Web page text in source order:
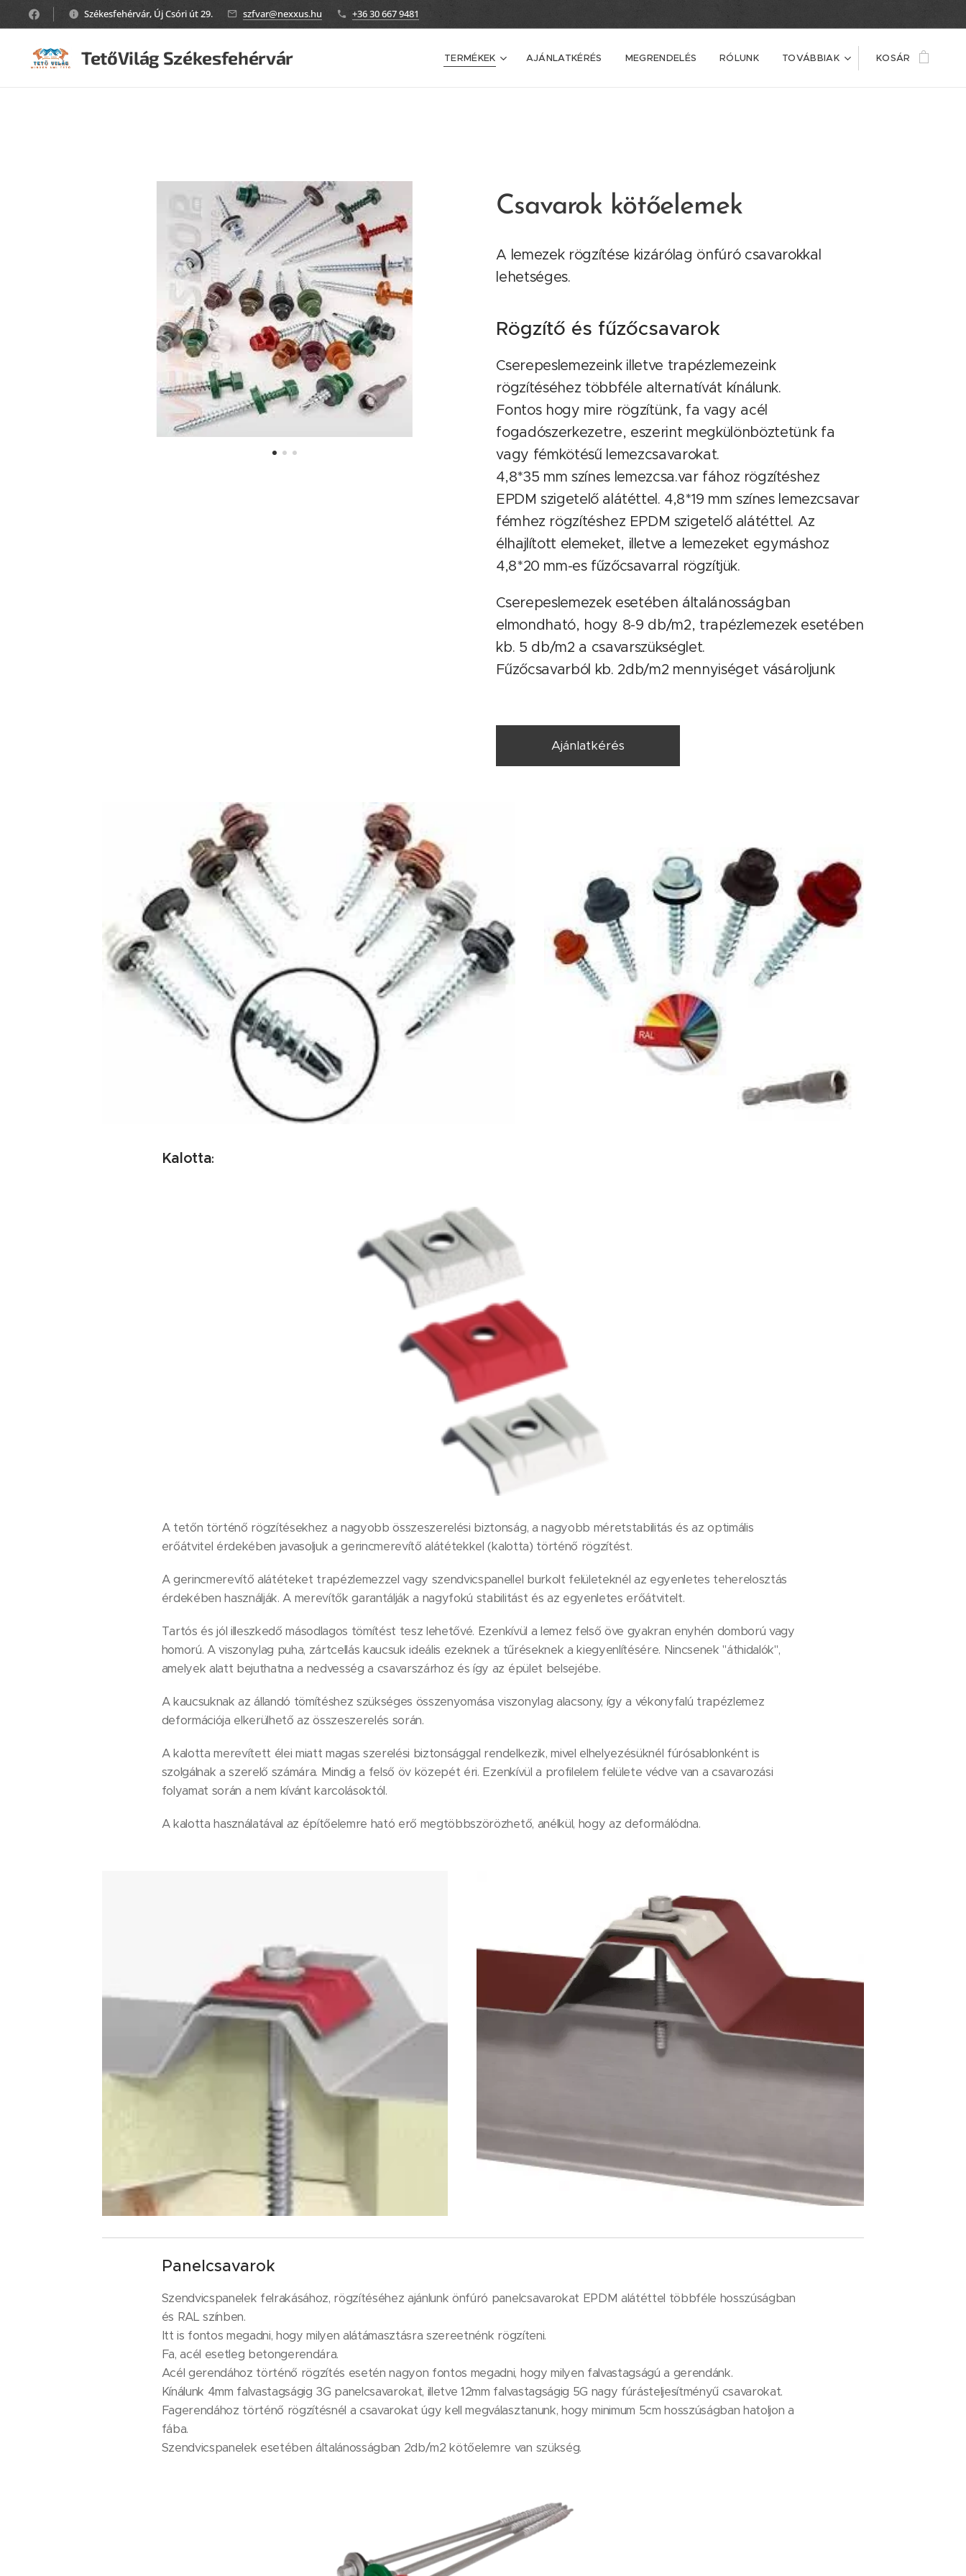
Székesfehérvár, Új Csóri út 29. szfvar@nexxus.hu +36 30 667 9481
TetőVilág Székesfehérvár TERMÉKEK AJÁNLATKÉRÉS MEGRENDELÉS RÓLUNK TOVÁBBIAK KOSÁR
Csavarok kötőelemek
A lemezek rögzítése kizárólag önfúró csavarokkal
lehetséges.
Rögzítő és fűzőcsavarok
Cserepeslemezeink illetve trapézlemezeink
rögzítéséhez többféle alternatívát kínálunk.
Fontos hogy mire rögzítünk, fa vagy acél
fogadószerkezetre, eszerint megkülönböztetünk fa
vagy fémkötésű lemezcsavarokat.
4,8*35 mm színes lemezcsa.var fához rögzítéshez
EPDM szigetelő alátéttel. 4,8*19 mm színes lemezcsavar
fémhez rögzítéshez EPDM szigetelő alátéttel. Az
élhajlított elemeket, illetve a lemezeket egymáshoz
4,8*20 mm-es fűzőcsavarral rögzítjük.
Cserepeslemezek esetében általánosságban
elmondható, hogy 8-9 db/m2, trapézlemezek esetében
kb. 5 db/m2 a csavarszükséglet.
Fűzőcsavarból kb. 2db/m2 mennyiséget vásároljunk
Ajánlatkérés
Kalotta:
A tetőn történő rögzítésekhez a nagyobb összeszerelési biztonság, a nagyobb méretstabilitás és az optimális
erőátvitel érdekében javasoljuk a gerincmerevítő alátétekkel (kalotta) történő rögzítést.
A gerincmerevítő alátéteket trapézlemezzel vagy szendvicspanellel burkolt felületeknél az egyenletes teherelosztás
érdekében használják. A merevítők garantálják a nagyfokú stabilitást és az egyenletes erőátvitelt.
Tartós és jól illeszkedő másodlagos tömítést tesz lehetővé. Ezenkívül a lemez felső öve gyakran enyhén domború vagy
homorú. A viszonylag puha, zártcellás kaucsuk ideális ezeknek a tűréseknek a kiegyenlítésére. Nincsenek "áthidalók",
amelyek alatt bejuthatna a nedvesség a csavarszárhoz és így az épület belsejébe.
A kaucsuknak az állandó tömítéshez szükséges összenyomása viszonylag alacsony, így a vékonyfalú trapézlemez
deformációja elkerülhető az összeszerelés során.
A kalotta merevített élei miatt magas szerelési biztonsággal rendelkezik, mivel elhelyezésüknél fúrósablonként is
szolgálnak a szerelő számára. Mindig a felső öv közepét éri. Ezenkívül a profilelem felülete védve van a csavarozási
folyamat során a nem kívánt karcolásoktól.
A kalotta használatával az építőelemre ható erő megtöbbszörözhető, anélkül, hogy az deformálódna.
Panelcsavarok
Szendvicspanelek felrakásához, rögzítéséhez ajánlunk önfúró panelcsavarokat EPDM alátéttel többféle hosszúságban
és RAL színben.
Itt is fontos megadni, hogy milyen alátámasztásra szereetnénk rögzíteni.
Fa, acél esetleg betongerendára.
Acél gerendához történő rögzítés esetén nagyon fontos megadni, hogy milyen falvastagságú a gerendánk.
Kínálunk 4mm falvastagságig 3G panelcsavarokat, illetve 12mm falvastagságig 5G nagy fúrásteljesítményű csavarokat.
Fagerendához történő rögzítésnél a csavarokat úgy kell megválasztanunk, hogy minimum 5cm hosszúságban hatoljon a
fába.
Szendvicspanelek esetében általánosságban 2db/m2 kötőelemre van szükség.